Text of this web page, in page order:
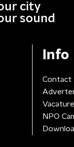
city
sound
Info
Contact
NPO